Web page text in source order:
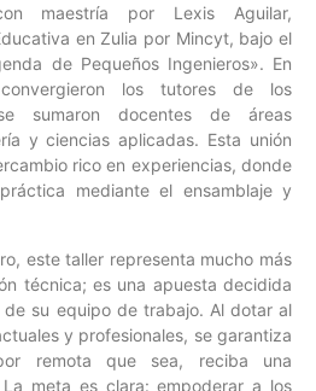
maestría por Lexis Aguilar,
en Zulia por Mincyt, bajo el
de Pequeños Ingenieros». En
los tutores de los
sumaron docentes de áreas
y ciencias aplicadas. Esta unión
rico en experiencias, donde
mediante el ensamblaje y
este taller representa mucho más
técnica; es una apuesta decidida
su equipo de trabajo. Al dotar al
y profesionales, se garantiza
remota que sea, reciba una
meta es clara: empoderar a los